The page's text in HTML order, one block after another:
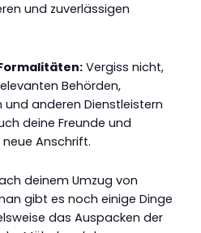
und zuverlässigen
Vergiss nicht,
Behörden,
und anderen Dienstleistern
deine Freunde und
Anschrift.
deinem Umzug von
gibt es noch einige Dinge
das Auspacken der